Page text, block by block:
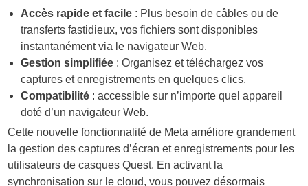
Accès rapide et facile : Plus besoin de câbles ou de
transferts fastidieux, vos fichiers sont disponibles
instantanément via le navigateur Web.
Gestion simplifiée : Organisez et téléchargez vos
captures et enregistrements en quelques clics.
Compatibilité : accessible sur n’importe quel appareil
doté d’un navigateur Web.
Cette nouvelle fonctionnalité de Meta améliore grandement
la gestion des captures d’écran et enregistrements pour les
utilisateurs de casques Quest. En activant la
synchronisation sur le cloud, vous pouvez désormais